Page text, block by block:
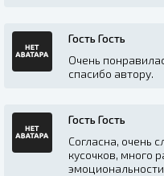
Гость Гость
Очень
спасибо автору.
Гость Гость
Согласна, очень
кусочков, много